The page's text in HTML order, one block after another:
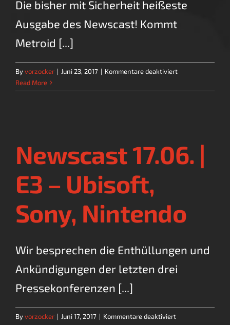
Die bisher mit Sicherheit heißeste
Ausgabe des Newscast! Kommt
Metroid [...]
Byvorzocker | Juni 23, 2017 | Kommentare deaktiviertfür
23.06.
Sony
+
Read More
Newscast 17.06. |
E3 – Ubisoft,
Sony, Nintendo
Wir besprechen die Enthüllungen und
Ankündigungen der letzten drei
Pressekonferenzen [...]
Byvorzocker | Juni 17, 2017 | Kommentare deaktiviertfür